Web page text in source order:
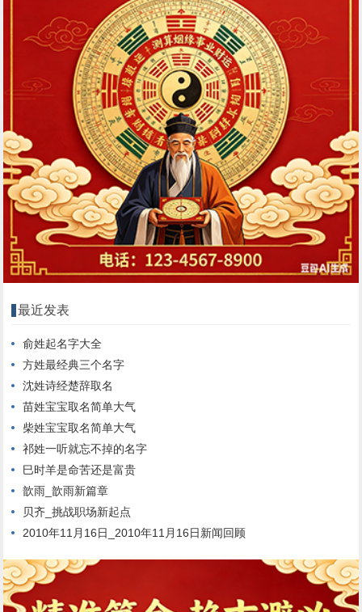
最近发表
俞姓起名字大全
方姓最经典三个名字
沈姓诗经楚辞取名
苗姓宝宝取名简单大气
柴姓宝宝取名简单大气
祁姓一听就忘不掉的名字
巳时羊是命苦还是富贵
歆雨_歆雨新篇章
贝齐_挑战职场新起点
2010年11月16日_2010年11月16日新闻回顾